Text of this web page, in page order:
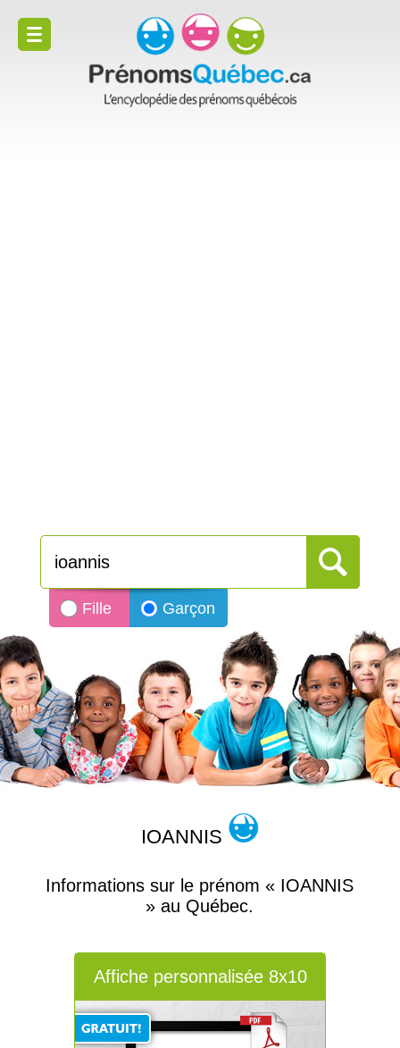
Fille Garçon
IOANNIS
Informations sur le prénom « IOANNIS
» au Québec.
Affiche personnalisée 8x10